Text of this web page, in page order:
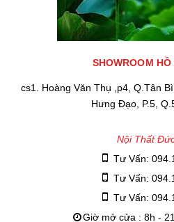
SHOWROOM
cs1. Hoàng Văn Thụ ,p4, Q.Tân
Hưng Đạo, P.5,
Nội Thất
Tư Vấn:
Tư Vấn:
Tư Vấn:
Giờ mở cửa : 8h -